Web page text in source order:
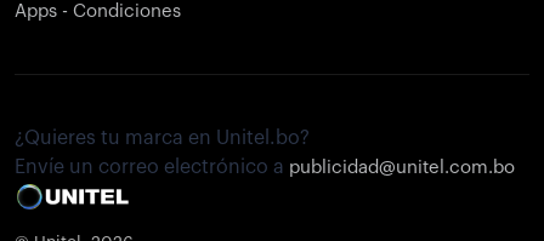
Apps - Condiciones
¿Quieres tu marca en Unitel.bo?
Envíe un correo electrónico a publicidad@unitel.com.bo